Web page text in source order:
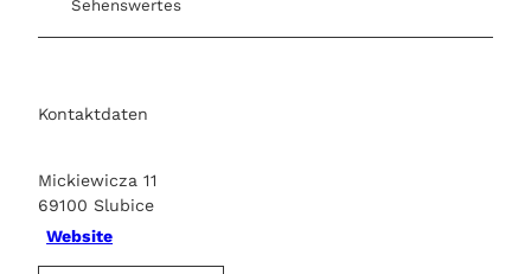
Sehenswertes
Kontaktdaten
Mickiewicza 11
69100 Slubice
Website